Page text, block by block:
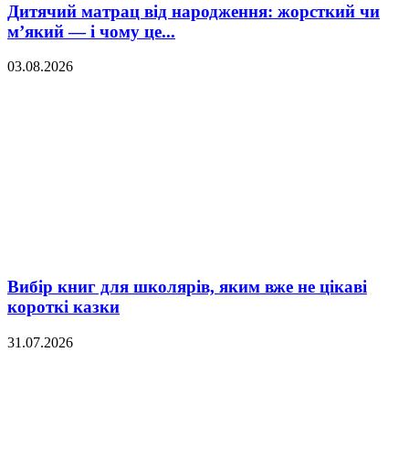
Дитячий матрац від народження: жорсткий чи
м’який — і чому це...
03.08.2026
Вибір книг для школярів, яким вже не цікаві
короткі казки
31.07.2026